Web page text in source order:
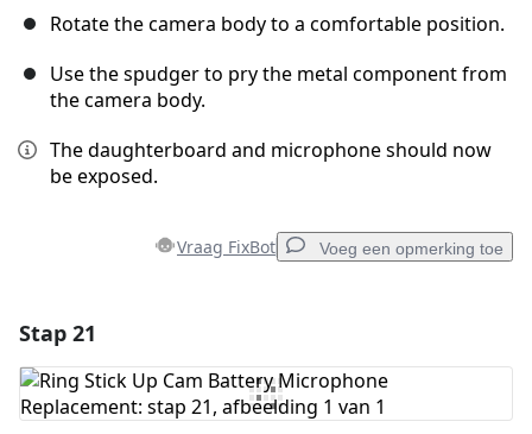
Rotate the camera body to a comfortable position.
Use the spudger to pry the metal component from
the camera body.
The daughterboard and microphone should now
be exposed.
Vraag FixBot Voeg een opmerking toe
Voeg opmerking toe
Stap 21